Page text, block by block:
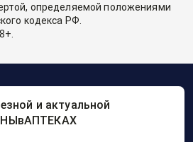
определяемой положениями
кодекса РФ.
и актуальной